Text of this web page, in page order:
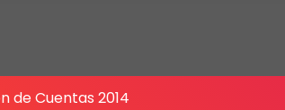
de Cuentas 2014